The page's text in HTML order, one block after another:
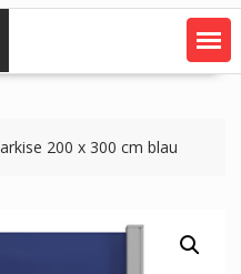
200 x 300 cm blau